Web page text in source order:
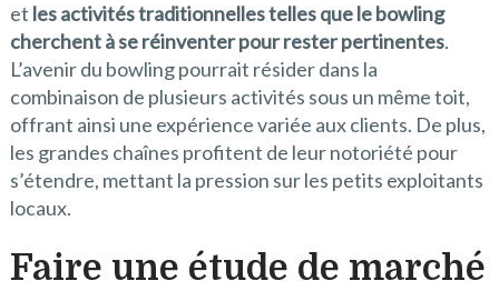
et les activités traditionnelles telles que le bowling
cherchent à se réinventer pour rester pertinentes.
L’avenir du bowling pourrait résider dans la
combinaison de plusieurs activités sous un même toit,
offrant ainsi une expérience variée aux clients. De plus,
les grandes chaînes profitent de leur notoriété pour
s’étendre, mettant la pression sur les petits exploitants
locaux.
Faire une étude de marché